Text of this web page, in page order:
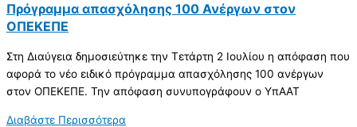
Πρόγραμμα απασχόλησης 100 Ανέργων στον
ΟΠΕΚΕΠΕ
Στη Διαύγεια δημοσιεύτηκε την Τετάρτη 2 Ιουλίου η απόφαση που
αφορά το νέο ειδικό πρόγραμμα απασχόλησης 100 ανέργων
στον ΟΠΕΚΕΠΕ. Την απόφαση συνυπογράφουν ο ΥπΑΑΤ
Διαβάστε Περισσότερα